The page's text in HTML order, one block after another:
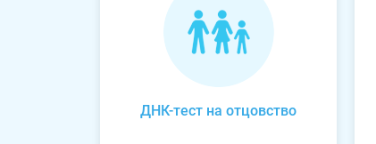
ДНК-тест на отцовство